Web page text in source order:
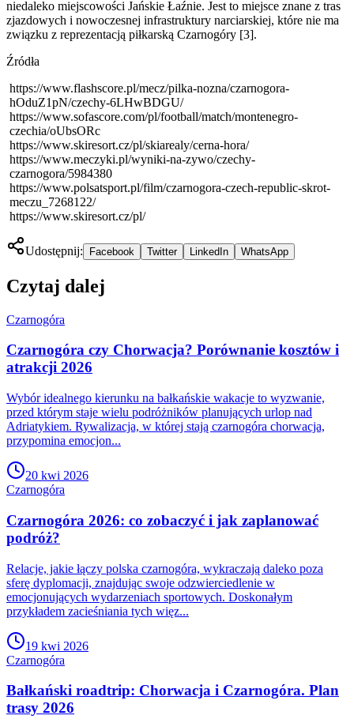
niedaleko miejscowości Jańskie Łaźnie. Jest to miejsce znane z tras
zjazdowych i nowoczesnej infrastruktury narciarskiej, które nie ma
związku z reprezentacją piłkarską Czarnogóry [3].
Źródła
https://www.flashscore.pl/mecz/pilka-nozna/czarnogora-
hOduZ1pN/czechy-6LHwBDGU/
https://www.sofascore.com/pl/football/match/montenegro-
czechia/oUbsORc
https://www.skiresort.cz/pl/skiarealy/cerna-hora/
https://www.meczyki.pl/wyniki-na-zywo/czechy-
czarnogora/5984380
https://www.polsatsport.pl/film/czarnogora-czech-republic-skrot-
meczu_7268122/
https://www.skiresort.cz/pl/
Udostępnij: Facebook Twitter LinkedIn WhatsApp
Czytaj dalej
Czarnogóra
Czarnogóra czy Chorwacja? Porównanie kosztów i
atrakcji 2026
Wybór idealnego kierunku na bałkańskie wakacje to wyzwanie,
przed którym staje wielu podróżników planujących urlop nad
Adriatykiem. Rywalizacja, w której stają czarnogóra chorwacja,
przypomina emocjon...
20 kwi 2026
Czarnogóra
Czarnogóra 2026: co zobaczyć i jak zaplanować
podróż?
Relacje, jakie łączy polska czarnogóra, wykraczają daleko poza
sferę dyplomacji, znajdując swoje odzwierciedlenie w
emocjonujących wydarzeniach sportowych. Doskonałym
przykładem zacieśniania tych więz...
19 kwi 2026
Czarnogóra
Bałkański roadtrip: Chorwacja i Czarnogóra. Plan
trasy 2026